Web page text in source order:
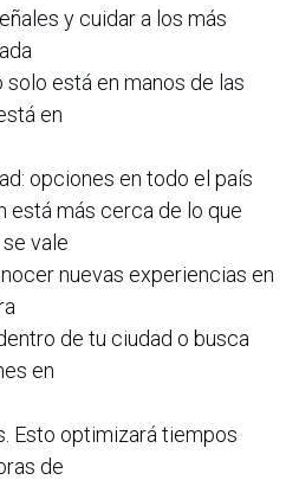
y cuidar a los más
solo está en manos de las
en
opciones en todo el país
está más cerca de lo que
vale
nuevas experiencias en
de tu ciudad o busca
en
Esto optimizará tiempos
de